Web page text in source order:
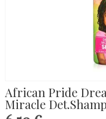
African Pride
Miracle